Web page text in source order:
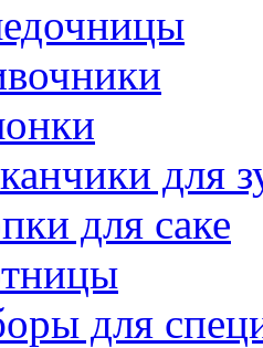
для
для саке
для